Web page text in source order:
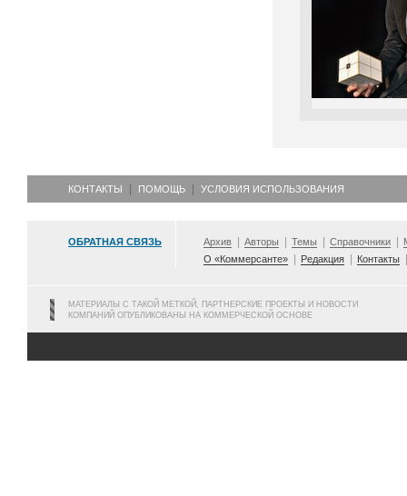
КОНТАКТЫ ПОМОЩЬ УСЛОВИЯ ИСПОЛЬЗОВАНИЯ
ОБРАТНАЯ СВЯЗЬ Архив Авторы Темы Справочники
О «Коммерсанте»
Редакция Контакты
МАТЕРИАЛЫ С ТАКОЙ МЕТКОЙ, ПАРТНЕРСКИЕ ПРОЕКТЫ И НОВОСТИ
КОМПАНИЙ ОПУБЛИКОВАНЫ НА КОММЕРЧЕСКОЙ ОСНОВЕ